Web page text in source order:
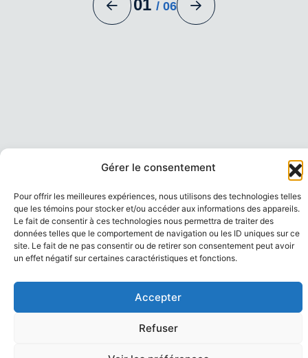
Gérer le consentement
Pour offrir les meilleures expériences, nous utilisons des technologies telles
que les témoins pour stocker et/ou accéder aux informations des appareils.
Le fait de consentir à ces technologies nous permettra de traiter des
données telles que le comportement de navigation ou les ID uniques sur ce
site. Le fait de ne pas consentir ou de retirer son consentement peut avoir
un effet négatif sur certaines caractéristiques et fonctions.
Accepter
Refuser
01 / 06